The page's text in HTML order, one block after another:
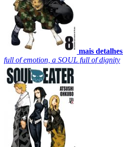
mais detalhes
full of emotion, a SOUL full of dignity